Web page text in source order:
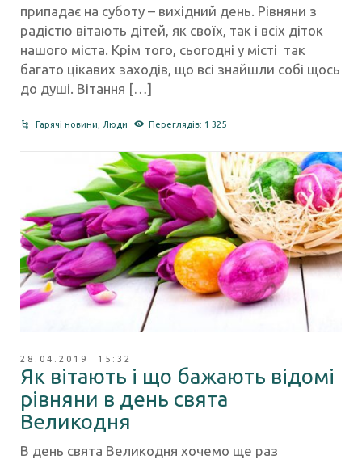
припадає на суботу – вихідний день. Рівняни з
радістю вітають дітей, як своїх, так і всіх діток
нашого міста. Крім того, сьогодні у місті так
багато цікавих заходів, що всі знайшли собі щось
до душі. Вітання […]
Гарячі новини Люди Переглядів: 1 325
28.04.2019 15:32
Як вітають і що бажають відомі
рівняни в день свята
Великодня
В день свята Великодня хочемо ще раз